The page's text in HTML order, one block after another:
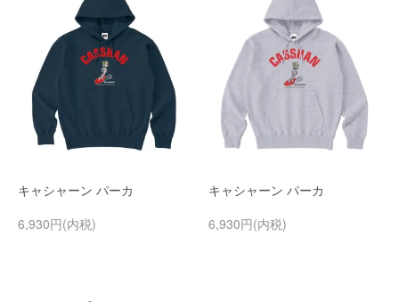
キャシャーン パーカ
6,930円(内税)
キャシャーン パーカ
6,930円(内税)